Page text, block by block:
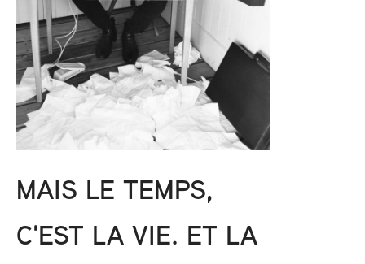
MAIS LE TEMPS,
C'EST LA VIE. ET LA